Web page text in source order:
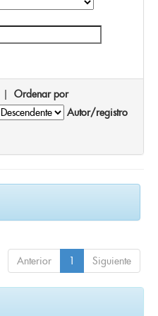
| Ordenar por
Autor/registro
Anterior 1 Siguiente